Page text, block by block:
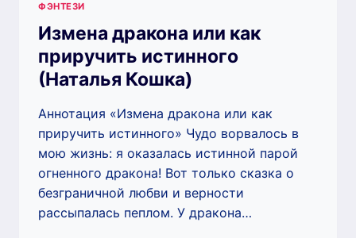
ФЭНТЕЗИ
Измена дракона или как
приручить истинного
(Наталья Кошка)
Аннотация «Измена дракона или как
приручить истинного» Чудо ворвалось в
мою жизнь: я оказалась истинной парой
огненного дракона! Вот только сказка о
безграничной любви и верности
рассыпалась пеплом. У дракона…